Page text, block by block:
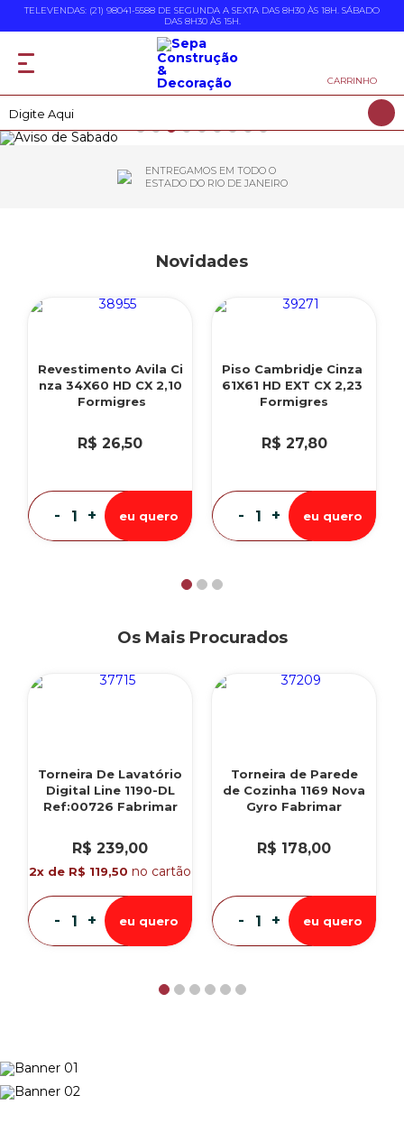
TELEVENDAS: (21) 98041-5588 DE SEGUNDA A SEXTA DAS 8H30 ÀS 18H. SÁBADO
DAS 8H30 ÀS 15H.
CARRINHO
ENTREGAMOS EM TODO O
ESTADO DO RIO DE JANEIRO
Novidades
Revestimento Avila Ci
nza 34X60 HD CX 2,10
Formigres
R$ 26,50
- + eu quero
Piso Cambridje Cinza
61X61 HD EXT CX 2,23
Formigres
R$ 27,80
- + eu quero
Os Mais Procurados
Torneira De Lavatório
Digital Line 1190-DL
Ref:00726 Fabrimar
R$ 239,00
2x de R$ 119,50 no cartão
- + eu quero
Torneira de Parede
de Cozinha 1169 Nova
Gyro Fabrimar
R$ 178,00
- + eu quero